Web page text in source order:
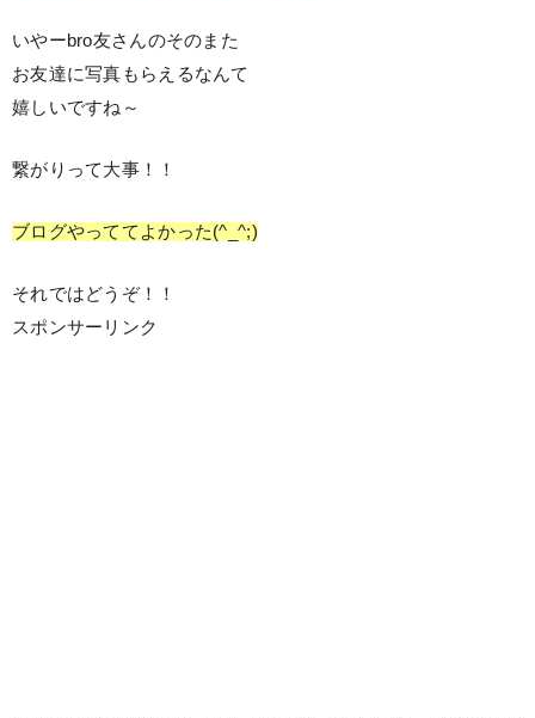
いやーbro友さんのそのまた
お友達に写真もらえるなんて
嬉しいですね～
繋がりって大事！！
ブログやっててよかった(^_^;)
それではどうぞ！！
スポンサーリンク